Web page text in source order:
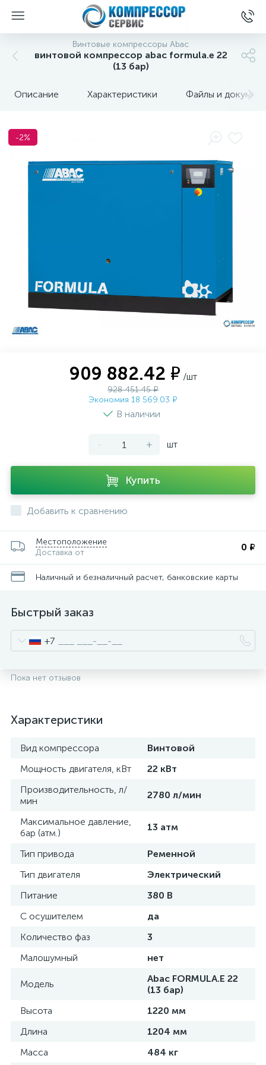
Винтовые компрессоры Abac
винтовой компрессор abac formula.e 22
(13 бар)
Описание Характеристики Файлы и
-2%
909 882.42 ₽ /шт
928 451.45 ₽
Экономия 18 569.03 ₽
В наличии
- + шт
Купить
Добавить к сравнению
Местоположение
Доставка от
0 ₽
Наличный и безналичный расчет, банковские карты
Быстрый заказ
+7
Пока нет отзывов
Характеристики
Вид компрессора
Винтовой
Мощность двигателя, кВт
22 кВт
Производительность, л/
мин
2780 л/мин
Максимальное давление,
бар (атм.)
13 атм
Тип привода
Ременной
Тип двигателя
Электрический
Питание
380 В
С осушителем
да
Количество фаз
3
Малошумный
нет
Модель
Abac FORMULA.E 22
(13 бар)
Высота
1220 мм
Длина
1204 мм
Масса
484 кг